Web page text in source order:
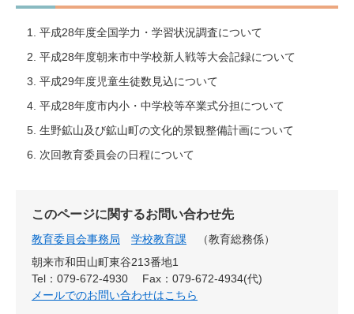
平成28年度全国学力・学習状況調査について
平成28年度朝来市中学校新人戦等大会記録について
平成29年度児童生徒数見込について
平成28年度市内小・中学校等卒業式分担について
生野鉱山及び鉱山町の文化的景観整備計画について
次回教育委員会の日程について
このページに関するお問い合わせ先
教育委員会事務局 学校教育課
教育総務係
朝来市和田山町東谷213番地1
Tel：079-672-4930
Fax：079-672-4934(代)
メールでのお問い合わせはこちら